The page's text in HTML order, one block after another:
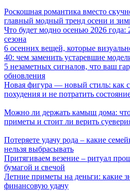
Роскошная романтика вместо
главный модный тренд осени и
Что будет модно осенью 2026 года:
сезона
6 осенних вещей, которые
40: чем заменить устаревшие
5 незаметных сигналов, что ваш
обновления
Новая фигура — новый стиль: как
похудения и не потратить
Можно ли держать камыш дома:
приметы и стоит ли верить
Потеряете удачу рода – какие
нельзя выбрасывать
Притягиваем везение – ритуал
бумагой и свечой
Летние приметы на деньги: какие
финансовую удачу